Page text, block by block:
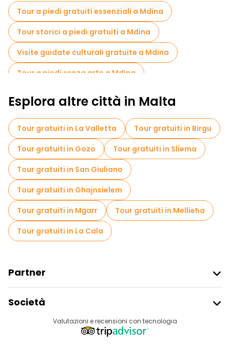
Tour a piedi gratuiti essenziali a Mdina
Tour storici a piedi gratuiti a Mdina
Visite guidate culturali gratuite a Mdina
Tour a piedi senza arte a Mdina
Tour a piedi gratuiti per famiglie a Mdina
Esplora altre città in Malta
Tour gratuiti in La Valletta
Tour gratuiti in Birgu
Tour gratuiti in Gozo
Tour gratuiti in Sliema
Tour gratuiti in San Giuliano
Tour gratuiti in Ghajnsielem
Tour gratuiti in Mġarr
Tour gratuiti in Mellieħa
Tour gratuiti in La Cala
Partner
Accesso Del Fornitore
Programma Di Affiliazione
Società
DestinazioniValutazioni e recensioni con tecnologia